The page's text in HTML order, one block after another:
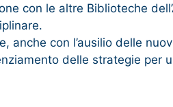
con le altre Biblioteche
anche con l’ausilio delle
delle strategie per